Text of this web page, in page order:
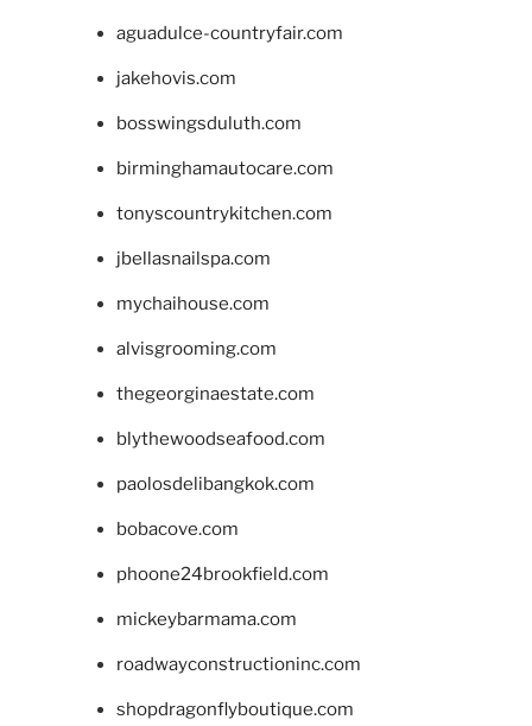
aguadulce-countryfair.com
jakehovis.com
bosswingsduluth.com
birminghamautocare.com
tonyscountrykitchen.com
jbellasnailspa.com
mychaihouse.com
alvisgrooming.com
thegeorginaestate.com
blythewoodseafood.com
paolosdelibangkok.com
bobacove.com
phoone24brookfield.com
mickeybarmama.com
roadwayconstructioninc.com
shopdragonflyboutique.com